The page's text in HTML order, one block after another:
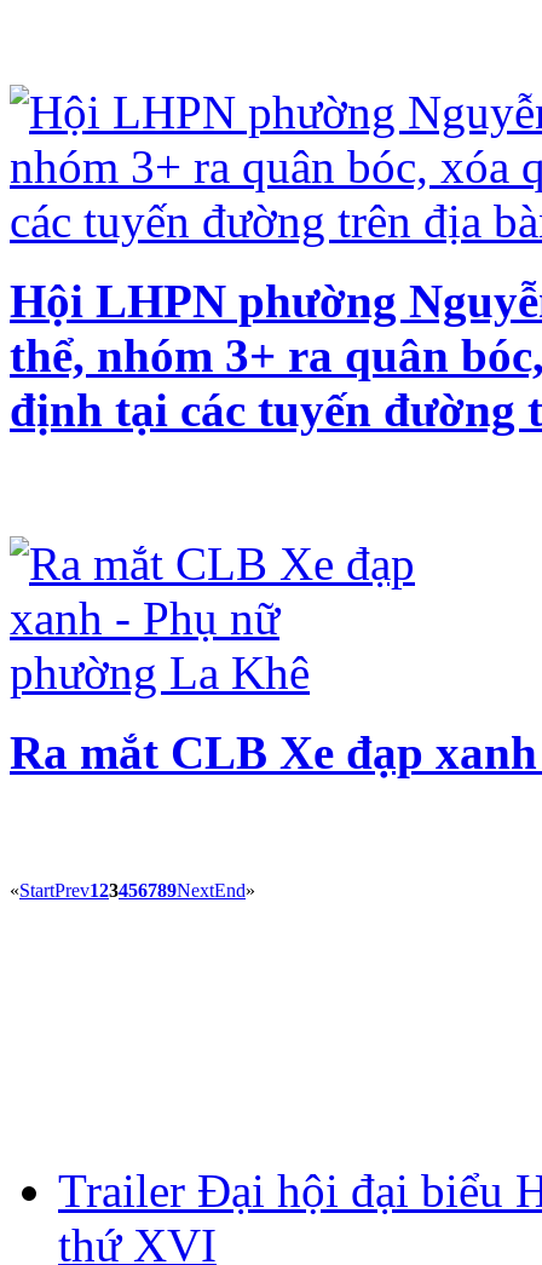
Hội LHPN phường
thể, nhóm 3+ ra quân
định tại các tuyến đường
Ra mắt CLB Xe đạp
«StartPrev123456789NextEnd»
Trailer Đại hội đại biểu
thứ XVI